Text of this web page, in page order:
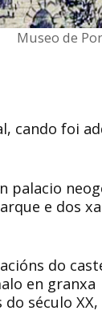
Museo de
cando foi
palacio
e dos
do
en granxa
século XX,